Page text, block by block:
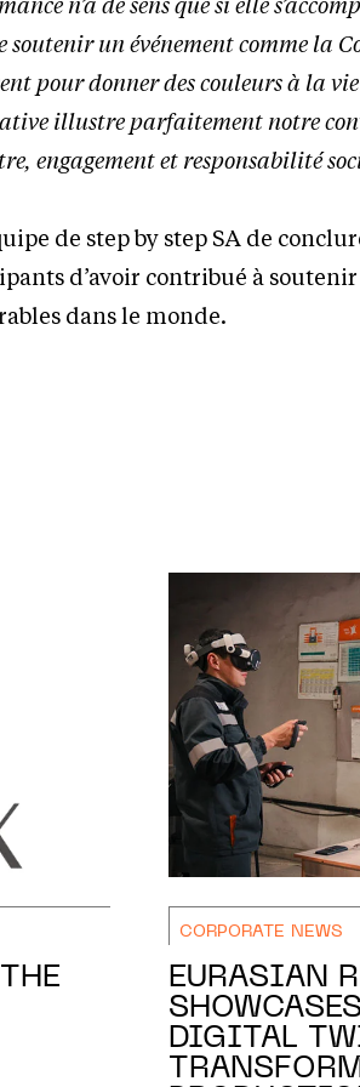
soutenir un événement comme la
pour donner des couleurs à la
illustre parfaitement notre
engagement et responsabilité
de step by step SA de
d’avoir contribué à
dans le monde.
CORPORATE NEWS
EURASIAN
DIGITAL